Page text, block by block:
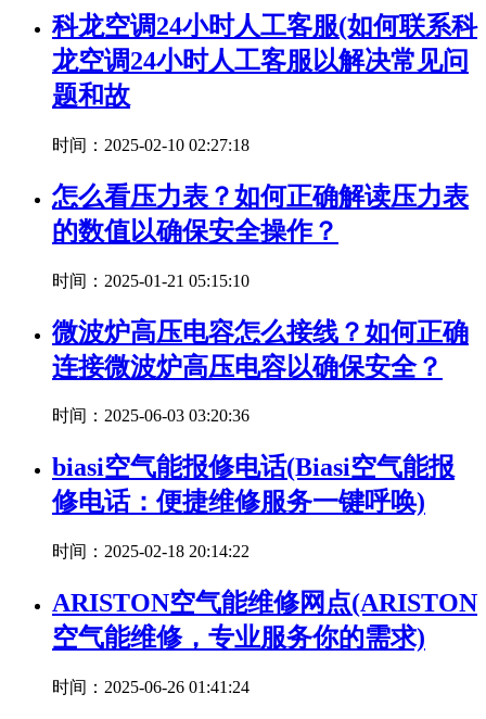
科龙空调24小时人工客服(如何联系科
龙空调24小时人工客服以解决常见问
题和故
时间：2025-02-10 02:27:18
怎么看压力表？如何正确解读压力表
的数值以确保安全操作？
时间：2025-01-21 05:15:10
微波炉高压电容怎么接线？如何正确
连接微波炉高压电容以确保安全？
时间：2025-06-03 03:20:36
biasi空气能报修电话(Biasi空气能报
修电话：便捷维修服务一键呼唤)
时间：2025-02-18 20:14:22
ARISTON空气能维修网点(ARISTON
空气能维修，专业服务你的需求)
时间：2025-06-26 01:41:24